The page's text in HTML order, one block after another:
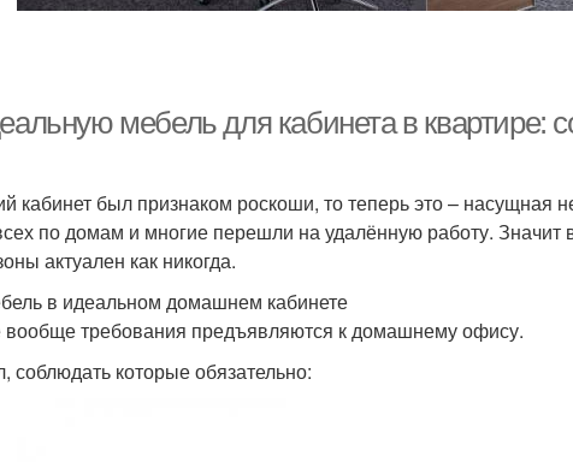
мебель для кабинета в квартире:
кабинет был признаком роскоши, то теперь это – насущная
по домам и многие перешли на удалённую работу. Значит
актуален как никогда.
в идеальном домашнем кабинете
вообще требования предъявляются к домашнему офису.
соблюдать которые обязательно: